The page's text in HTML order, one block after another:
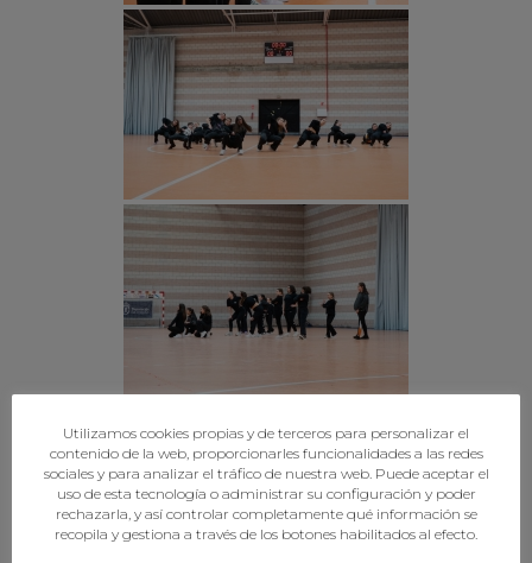
Utilizamos cookies propias y de terceros para personalizar el
contenido de la web, proporcionarles funcionalidades a las redes
sociales y para analizar el tráfico de nuestra web. Puede aceptar el
uso de esta tecnología o administrar su configuración y poder
rechazarla, y así controlar completamente qué información se
recopila y gestiona a través de los botones habilitados al efecto.